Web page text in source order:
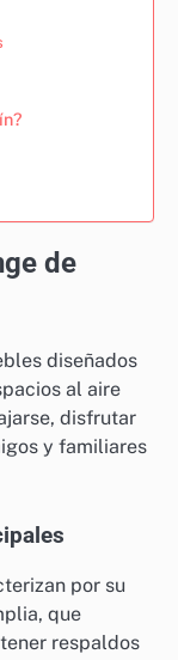
de
diseñados
al aire
disfrutar
y familiares
por su
que
respaldos